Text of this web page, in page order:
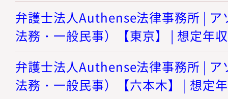
弁護士法人Authense法律事務所 | ア
法務・一般民事）【東京】 | 想定年
弁護士法人Authense法律事務所 | ア
法務・一般民事）【六本木】 | 想定